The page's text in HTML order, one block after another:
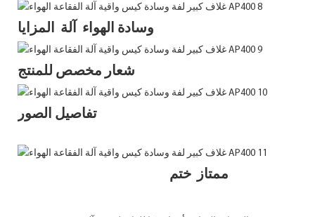
وسادة الهواء آلة المزايا
شعار مخصص للمنتج
تفاصيل الصور